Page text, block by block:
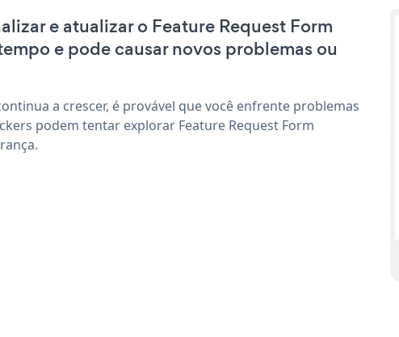
e atualizar o Feature Request Form
e pode causar novos problemas ou
a crescer, é provável que você enfrente problemas
podem tentar explorar Feature Request Form